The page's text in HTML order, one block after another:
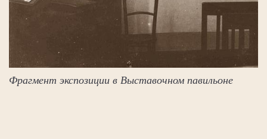
Фрагмент экспозиции в Выставочном павильоне